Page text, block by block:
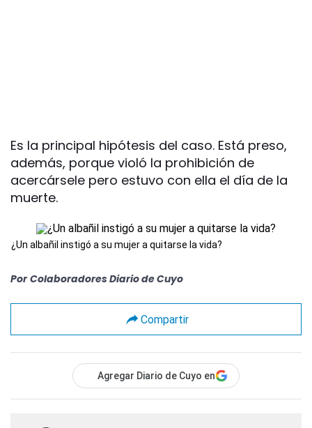
Es la principal hipótesis del caso. Está preso,
además, porque violó la prohibición de
acercársele pero estuvo con ella el día de la
muerte.
¿Un albañil instigó a su mujer a quitarse la vida?
Por Colaboradores Diario de Cuyo
Compartir
Agregar Diario de Cuyo en